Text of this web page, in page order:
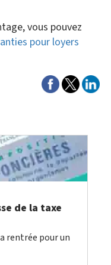
vous pouvez
pour loyers
de la taxe
rentrée pour un